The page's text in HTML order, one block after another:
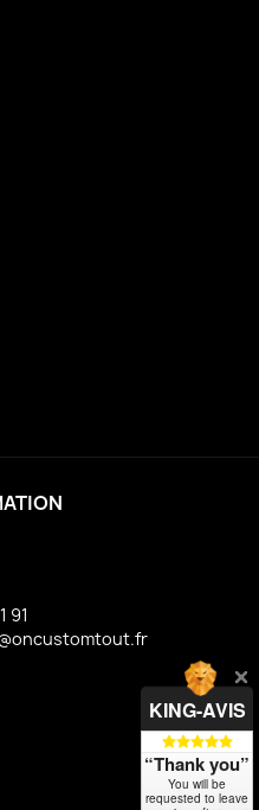
91
KING-AVIS
“Thank you”
You will be
requested to leave